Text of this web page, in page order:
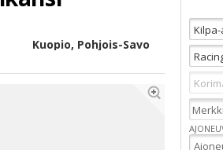
Kuopio, Pohjois-Savo